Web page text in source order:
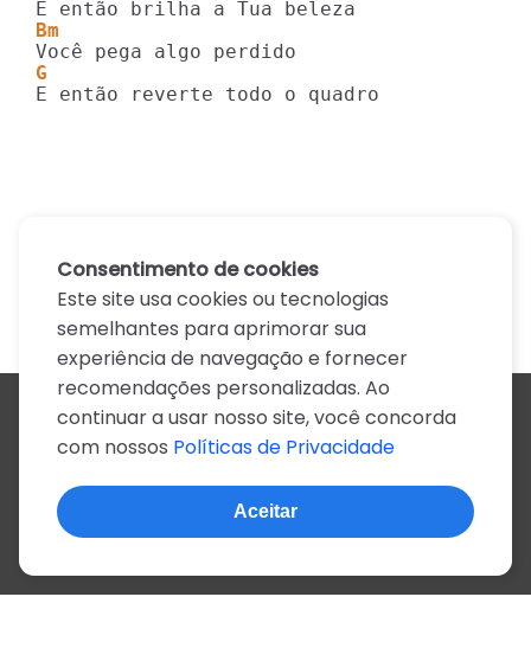
Bm
G
E então reverte todo o quadro
Todos os artistas
A
B C D E F G H I J
N
O P Q R S T U V W X
Z
0-9
© 2022, mais de 2 milhões de cifras e letras
Consentimento de cookies
Este site usa cookies ou tecnologias
semelhantes para aprimorar sua
experiência de navegação e fornecer
recomendações personalizadas. Ao
continuar a usar nosso site, você concorda
com nossos Políticas de Privacidade
Aceitar